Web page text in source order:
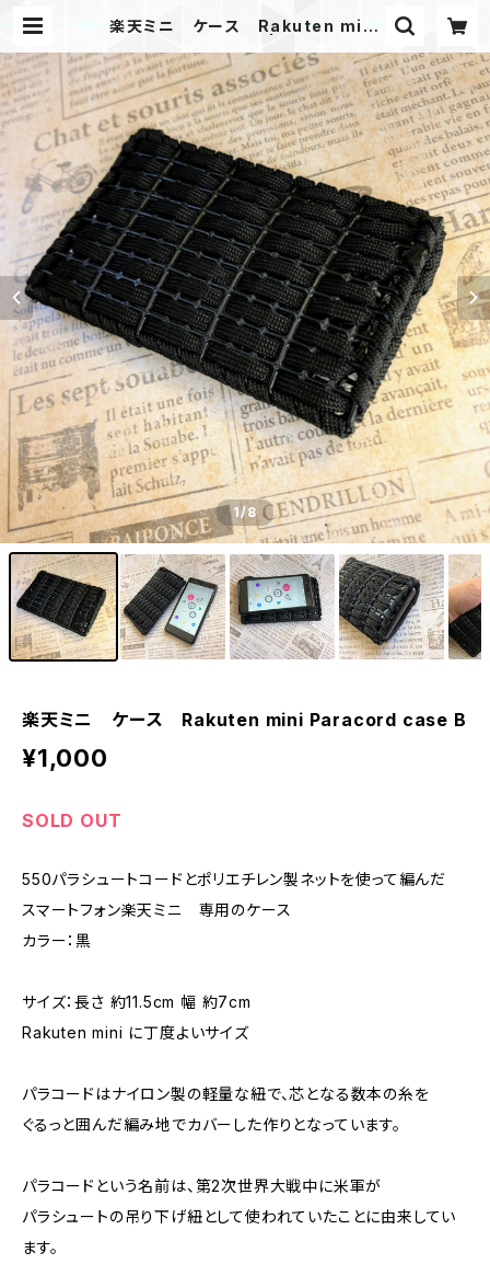
楽天ミニ ケース Rakuten mini
JKING Paracord
1/8
楽天ミニ ケース Rakuten mini Paracord case B
¥1,000
SOLD OUT
550パラシュートコードとポリエチレン製ネットを使って編んだ
スマートフォン楽天ミニ 専用のケース
カラー：黒
サイズ：長さ 約11.5cm 幅 約7cm
Rakuten mini に丁度よいサイズ
パラコードはナイロン製の軽量な紐で、芯となる数本の糸を
ぐるっと囲んだ編み地でカバーした作りとなっています。
パラコードという名前は、第2次世界大戦中に米軍が
パラシュートの吊り下げ紐として使われていたことに由来してい
ます。